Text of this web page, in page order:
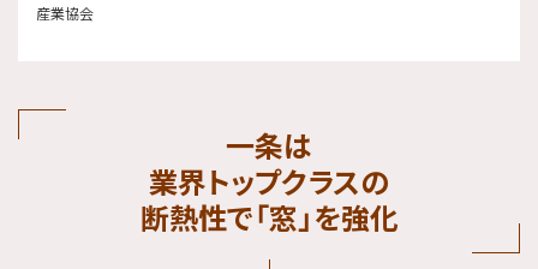
産業協会
一条は
業界トップクラスの
断熱性で「窓」を強化